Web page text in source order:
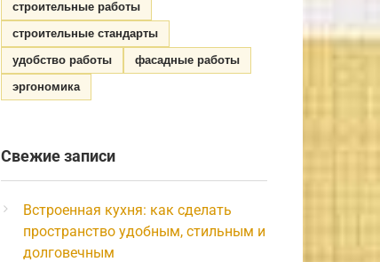
строительные работы
строительные стандарты
удобство работы
фасадные работы
эргономика
Свежие записи
Встроенная кухня: как сделать
пространство удобным, стильным и
долговечным